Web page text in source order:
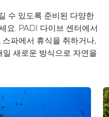
수 있도록 준비된 다양한
요. PADI 다이브 센터에서
파에서 휴식을 취하거나,
새로운 방식으로 자연을